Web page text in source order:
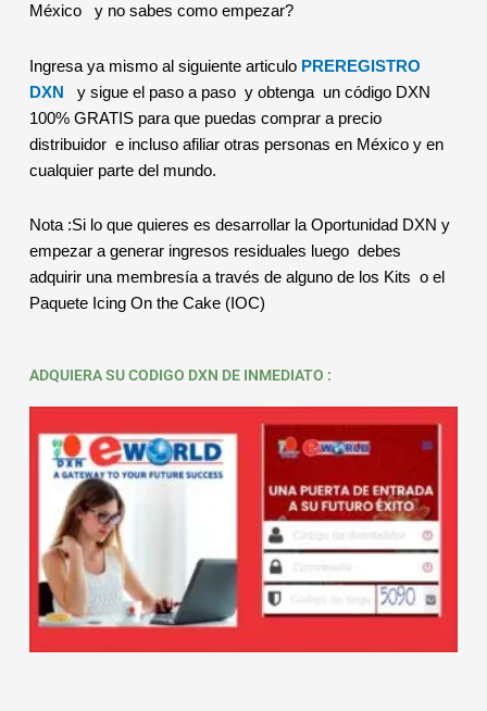
México y no sabes como empezar?
Ingresa ya mismo al siguiente articulo PREREGISTRO
DXN
y sigue el paso a paso y obtenga un código DXN
100% GRATIS para que puedas comprar a precio
distribuidor e incluso afiliar otras personas en México y en
cualquier parte del mundo.
Nota :Si lo que quieres es desarrollar la Oportunidad DXN y
empezar a generar ingresos residuales luego debes
adquirir una membresía a través de alguno de los Kits o el
Paquete Icing On the Cake (IOC)
ADQUIERA SU CODIGO DXN DE INMEDIATO :